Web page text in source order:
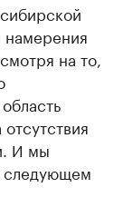
намерения
на то,
И мы
следующем